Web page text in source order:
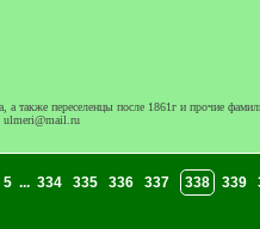
а также переселенцы после 1861г и прочие
ulmeri@mail.ru
5 ... 334 335 336 337 338 339